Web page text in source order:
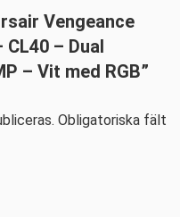
Vengeance
CL40 – Dual
– Vit med RGB”
Obligatoriska fält